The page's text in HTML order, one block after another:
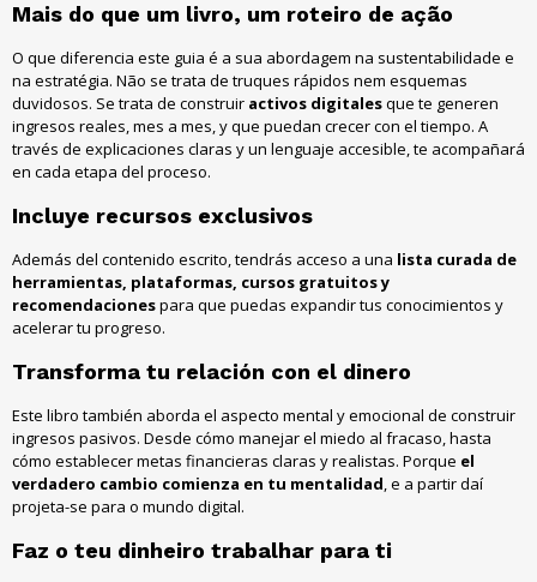
Mais do que um livro, um roteiro de ação
O que diferencia este guia é a sua abordagem na sustentabilidade e
na estratégia. Não se trata de truques rápidos nem esquemas
duvidosos. Se trata de construir activos digitalesque te generen
ingresos reales,mes a mes,y que puedan crecer con el tiempo. A
través de explicaciones claras y un lenguaje accesible,te acompañará
en cada etapa del proceso.
Incluye recursos exclusivos
Además del contenido escrito,tendrás acceso a una lista curada de
herramientas, plataformas, cursos gratuitos y
recomendacionespara que puedas expandir tus conocimientos y
acelerar tu progreso.
Transforma tu relación con el dinero
Este libro también aborda el aspecto mental y emocional de construir
ingresos pasivos. Desde cómo manejar el miedo al fracaso,hasta
cómo establecer metas financieras claras y realistas. Porque el
verdadero cambio comienza en tu mentalidad, e a partir daí
projeta-se para o mundo digital.
Faz o teu dinheiro trabalhar para ti